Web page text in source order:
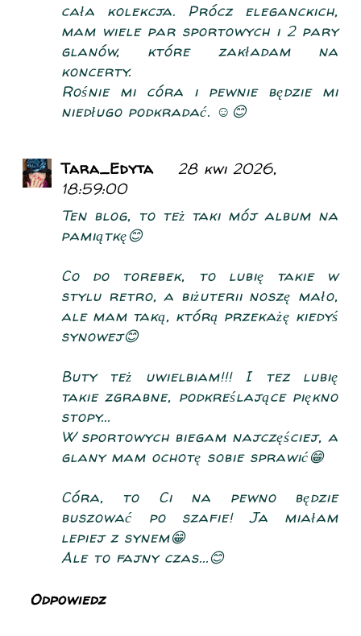
cała kolekcja. Prócz eleganckich,
mam wiele par sportowych i 2 pary
glanów, które zakładam na
koncerty.
Rośnie mi córa i pewnie będzie mi
niedługo podkradać. ☺️😊
Tara_Edyta
28 kwi 2026,
18:59:00
Ten blog, to też taki mój album na
pamiątkę😊
Co do torebek, to lubię takie w
stylu retro, a biżuterii noszę mało,
ale mam taką, którą przekażę kiedyś
synowej😊
Buty też uwielbiam!!! I tez lubię
takie zgrabne, podkreślające piękno
stopy...
W sportowych biegam najczęściej, a
glany mam ochotę sobie sprawić😁
Córa, to Ci na pewno będzie
buszować po szafie! Ja miałam
lepiej z synem😁
Ale to fajny czas...😊
Odpowiedz